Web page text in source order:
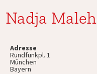
Nadja Maleh
Adresse
Rundfunkpl. 1
München
Bayern